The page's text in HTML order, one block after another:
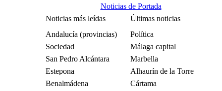
Noticias de Portada
Noticias más leídas
Últimas noticias
Andalucía (provincias)
Política
Sociedad
Málaga capital
San Pedro Alcántara
Marbella
Estepona
Alhaurín de la Torre
Benalmádena
Cártama